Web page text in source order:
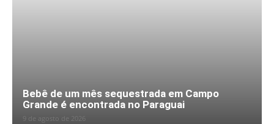
Bebê de um mês sequestrada em Campo
Grande é encontrada no Paraguai
9 de agosto de 2026